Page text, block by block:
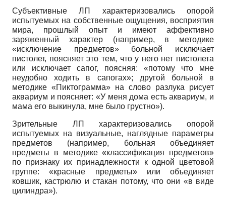
Субъективные ЛП характеризовались опорой
испытуемых на собственные ощущения, восприятия
мира, прошлый опыт и имеют аффективно
заряженный характер (например, в методике
«исключение предметов» больной исключает
пистолет, поясняет это тем, что у него нет пистолета
или исключает сапог, поясняя: «потому что мне
неудобно ходить в сапогах»; другой больной в
методике «Пиктограмма» на слово разлука рисует
аквариум и поясняет: «У меня дома есть аквариум, и
мама его выкинула, мне было грустно»).
Зрительные ЛП характеризовались опорой
испытуемых на визуальные, наглядные параметры
предметов (например, больная объединяет
предметы в методике «классификация предметов»
по признаку их принадлежности к одной цветовой
группе: «красные предметы» или объединяет
ковшик, кастрюлю и стакан потому, что они «в виде
цилиндра»).